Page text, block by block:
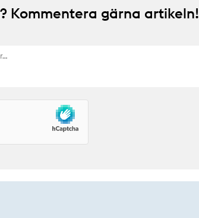
Kommentera gärna artikeln!